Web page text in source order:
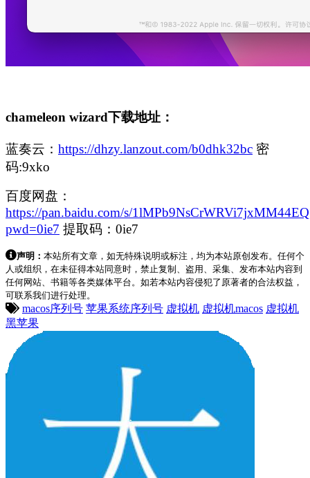
chameleon wizard下载地址：
蓝奏云： https://dhzy.lanzout.com/b0dhk32bc 密
码:9xko
百度网盘：
https://pan.baidu.com/s/
pwd=0ie7 提取码：0ie7
声明： 本站所有文章，如无特殊说明或标注，均为本站原创发布。任何个
人或组织，在未征得本站同意时，禁止复制、盗用、采集、发布本站内容到
任何网站、书籍等各类媒体平台。如若本站内容侵犯了原著者的合法权益，
可联系我们进行处理。
macos序列号 苹果系统序列号 虚拟机 虚拟机macos 虚拟机
黑苹果